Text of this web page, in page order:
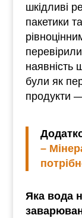
шкідливі
пакетики
наявність
були як
продукти —
–
Яка вода